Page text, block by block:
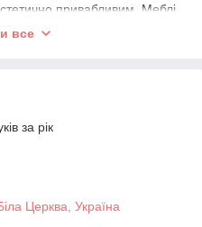
привабливим. Меблі
відчуття
і якісні матеріали — усе
користування та
ваш стиль і
все
за рік
Церква, Україна